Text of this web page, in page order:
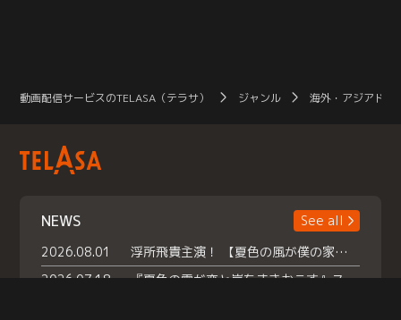
動画配信サービスのTELASA（テラサ） ジャンル 海外・アジアドラ
NEWS
See all
2026.08.01
浮所飛貴主演！ 【夏色の風が僕の家にやってきた】 本日よりテラサで独占配信スタート！
2026.07.18
『夏色の雲が恋と嵐をまきおこす』スペシャルメイキング 【Part1】2026年７月18日（土）23時30分～配信スタート！話題のシーンの裏側を大公開！豪華キャスト大集合！ 『武宮家 真夏の家族会議』開催！